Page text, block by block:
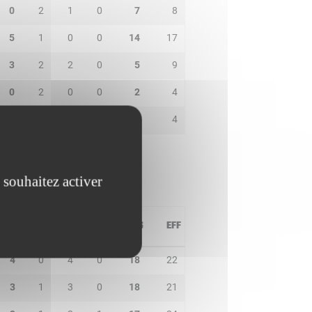
0 2 1 0 7 8
5 1 0 0 14 17
3 2 2 0 5 9
0 2 0 0 2 4
4
PTS EFF
4 0 4 0 18 22
3 1 3 0 18 21
activer